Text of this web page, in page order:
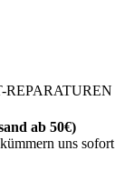
REPARATUREN
ab 50€)
uns sofort